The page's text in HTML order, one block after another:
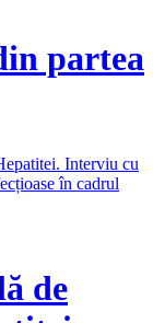
partea
de